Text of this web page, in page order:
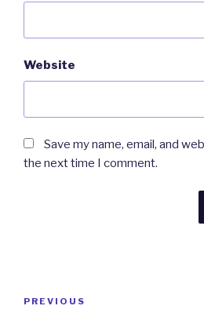
Website
Save my name, email, and
the next time I comment.
Previous
PREVIOUS